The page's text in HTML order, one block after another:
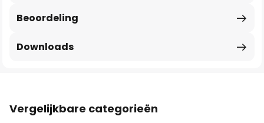
Beoordeling
Downloads
Vergelijkbare categorieën